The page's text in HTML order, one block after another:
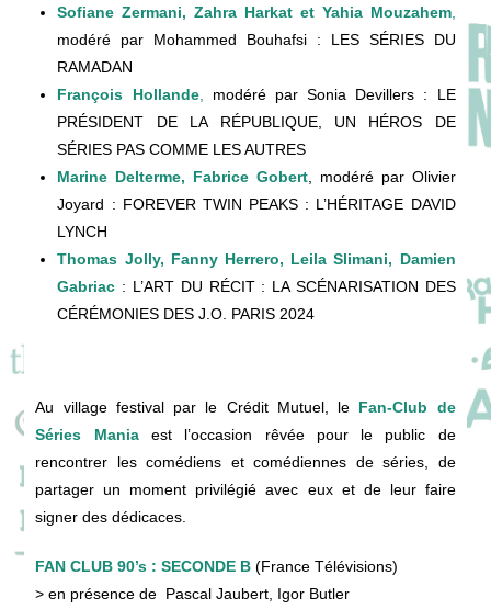
Sofiane Zermani, Zahra Harkat et Yahia Mouzahem,
modéré par Mohammed Bouhafsi : LES SÉRIES DU
RAMADAN
François Hollande,
modéré par Sonia Devillers : LE
PRÉSIDENT DE LA RÉPUBLIQUE, UN HÉROS DE
SÉRIES PAS COMME LES AUTRES
Marine Delterme, Fabrice Gobert , modéré par Olivier
Joyard : FOREVER TWIN PEAKS : L’HÉRITAGE DAVID
LYNCH
Thomas Jolly, Fanny Herrero, Leila Slimani, Damien
Gabriac : L’ART DU RÉCIT : LA SCÉNARISATION DES
CÉRÉMONIES DES J.O. PARIS 2024
Au village festival par le Crédit Mutuel, le Fan-Club de
Séries Maniaest l’occasion rêvée pour le public de
rencontrer les comédiens et comédiennes de séries, de
partager un moment privilégié avec eux et de leur faire
signer des dédicaces.
FAN CLUB 90’s : SECONDE B(France Télévisions)
> en présence de Pascal Jaubert, Igor Butler